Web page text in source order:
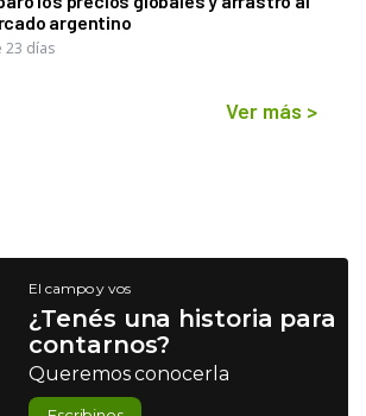
argentino
23 días
Ver más >
El campo y vos
¿Tenés una historia para
contarnos?
Queremos conocerla